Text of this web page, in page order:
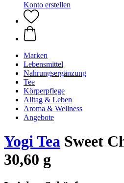
Konto erstellen
Marken
Lebensmittel
Nahrungsergänzung
Tee
Körperpflege
Alltag & Leben
Aroma & Wellness
Angebote
Yogi Tea Sweet
30,60 g